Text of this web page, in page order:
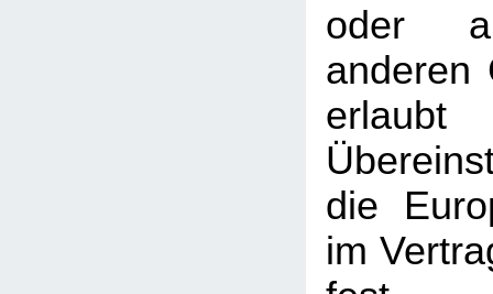
oder
anderen
die
im